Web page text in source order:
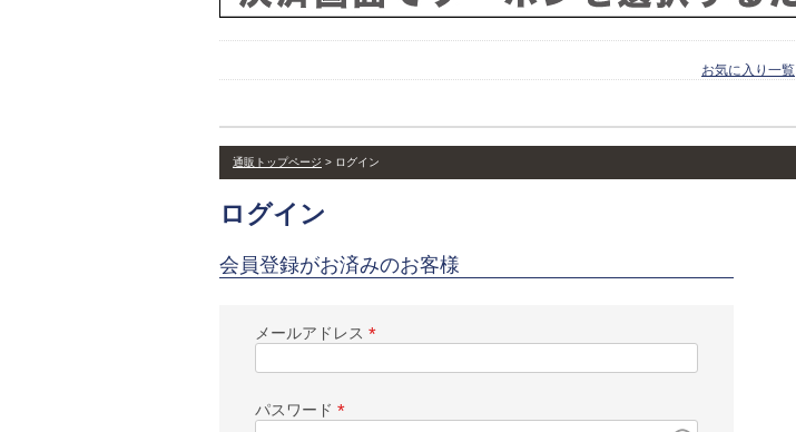
お気に入り一覧
通販トップページ ログイン
ログイン
会員登録がお済みのお客様
メールアドレス
必
)
パスワード